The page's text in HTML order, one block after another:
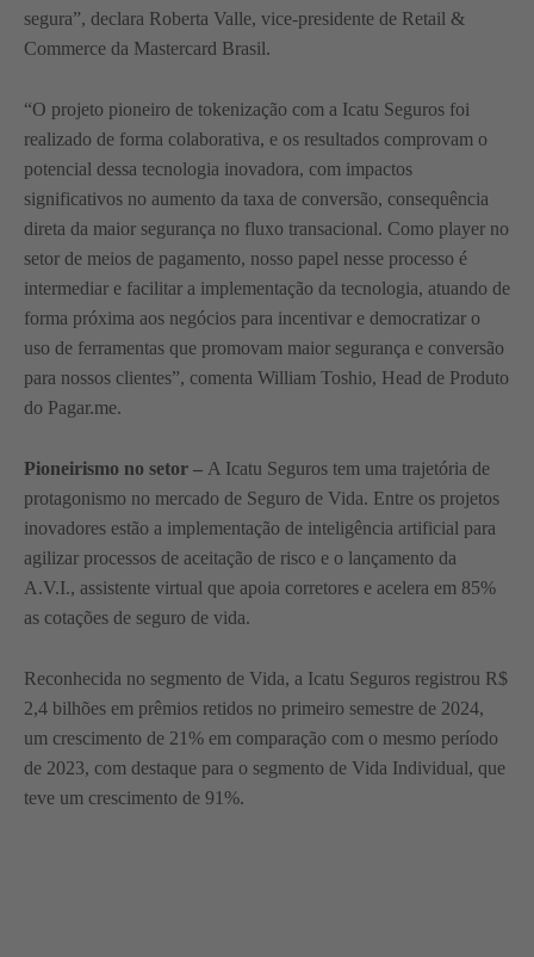
segura”, declara Roberta Valle, vice-presidente de Retail &
Commerce da Mastercard Brasil.
“O projeto pioneiro de tokenização com a Icatu Seguros foi
realizado de forma colaborativa, e os resultados comprovam o
potencial dessa tecnologia inovadora, com impactos
significativos no aumento da taxa de conversão, consequência
direta da maior segurança no fluxo transacional. Como player no
setor de meios de pagamento, nosso papel nesse processo é
intermediar e facilitar a implementação da tecnologia, atuando de
forma próxima aos negócios para incentivar e democratizar o
uso de ferramentas que promovam maior segurança e conversão
para nossos clientes”, comenta William Toshio, Head de Produto
do Pagar.me.
Pioneirismo no setor – A Icatu Seguros tem uma trajetória de
protagonismo no mercado de Seguro de Vida. Entre os projetos
inovadores estão a implementação de inteligência artificial para
agilizar processos de aceitação de risco e o lançamento da
A.V.I., assistente virtual que apoia corretores e acelera em 85%
as cotações de seguro de vida.
Reconhecida no segmento de Vida, a Icatu Seguros registrou R$
2,4 bilhões em prêmios retidos no primeiro semestre de 2024,
um crescimento de 21% em comparação com o mesmo período
de 2023, com destaque para o segmento de Vida Individual, que
teve um crescimento de 91%.